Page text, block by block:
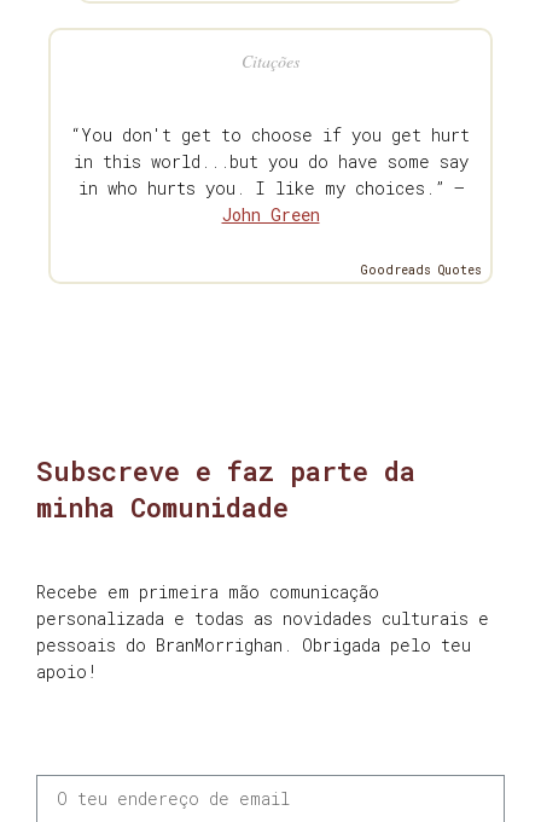
Citações
“You don't get to choose if you get hurt
in this world...but you do have some say
in who hurts you. I like my choices.” —
John Green
Goodreads Quotes
Subscreve e faz parte da
minha Comunidade
Recebe em primeira mão comunicação
personalizada e todas as novidades culturais e
pessoais do BranMorrighan. Obrigada pelo teu
apoio!